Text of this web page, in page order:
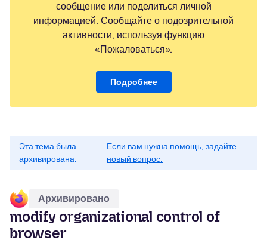
сообщение или поделиться личной
информацией. Сообщайте о подозрительной
активности, используя функцию
«Пожаловаться».
Подробнее
Эта тема была
архивирована.
Если вам нужна помощь, задайте
новый вопрос.
Архивировано
modify organizational control of
browser